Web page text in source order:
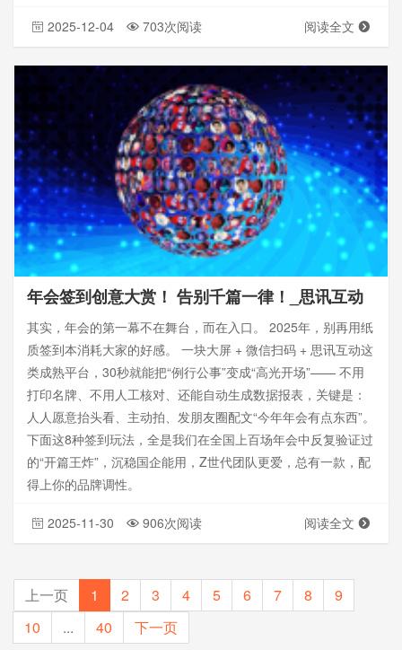
2025-12-04 703次阅读 阅读全文
年会签到创意大赏！ 告别千篇一律！_思讯互动
其实，年会的第一幕不在舞台，而在入口。 2025年，别再用纸
质签到本消耗大家的好感。 一块大屏 + 微信扫码 + 思讯互动这
类成熟平台，30秒就能把“例行公事”变成“高光开场”—— 不用
打印名牌、不用人工核对、还能自动生成数据报表，关键是：
人人愿意抬头看、主动拍、发朋友圈配文“今年年会有点东西”。
下面这8种签到玩法，全是我们在全国上百场年会中反复验证过
的“开篇王炸”，沉稳国企能用，Z世代团队更爱，总有一款，配
得上你的品牌调性。
2025-11-30 906次阅读 阅读全文
上一页 1 2 3 4 5 6 7 8
9
10
... 40 下一页